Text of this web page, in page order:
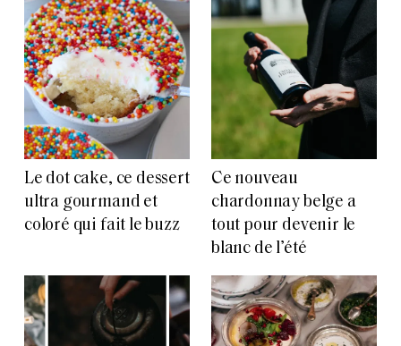
Le dot cake, ce dessert
ultra gourmand et
coloré qui fait le buzz
Ce nouveau
chardonnay belge a
tout pour devenir le
blanc de l’été